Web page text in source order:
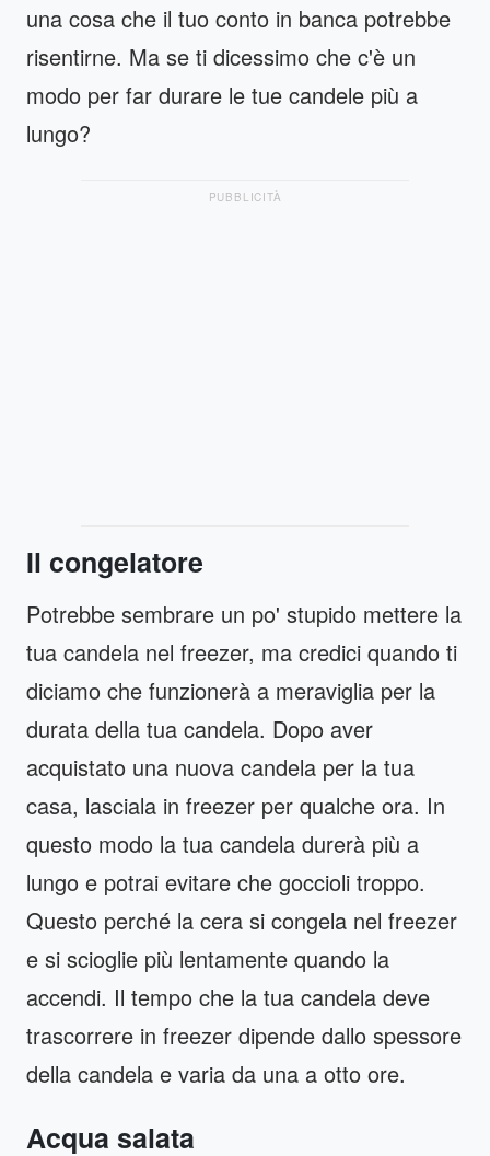
una cosa che il tuo conto in banca potrebbe
risentirne. Ma se ti dicessimo che c'è un
modo per far durare le tue candele più a
lungo?
PUBBLICITÀ
Il congelatore
Potrebbe sembrare un po' stupido mettere la
tua candela nel freezer, ma credici quando ti
diciamo che funzionerà a meraviglia per la
durata della tua candela. Dopo aver
acquistato una nuova candela per la tua
casa, lasciala in freezer per qualche ora. In
questo modo la tua candela durerà più a
lungo e potrai evitare che goccioli troppo.
Questo perché la cera si congela nel freezer
e si scioglie più lentamente quando la
accendi. Il tempo che la tua candela deve
trascorrere in freezer dipende dallo spessore
della candela e varia da una a otto ore.
Acqua salata